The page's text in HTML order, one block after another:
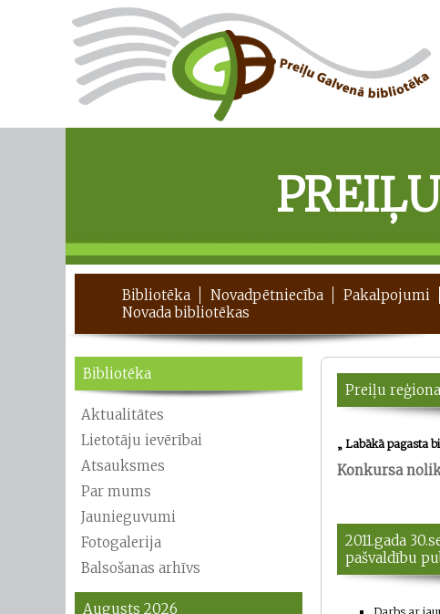
Bibliotēka Novadpētniecība Pakalpojumi
Novada bibliotēkas
Bibliotēka
Aktualitātes
Lietotāju ievērībai
Atsauksmes
Par mums
Jaunieguvumi
Fotogalerija
Balsošanas arhīvs
Augusts 2026
Preiļu
„ Labākā pagasta
Konkursa
2011.gada
pašvaldību